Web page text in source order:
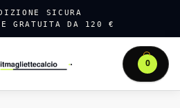
SICURA
GRATUITA DA 120 €
0